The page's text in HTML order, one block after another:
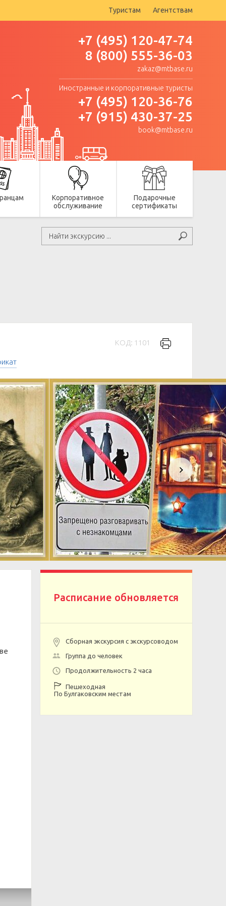
Туристам Агентствам
+7 (495) 120-47-74
8 (800) 555-36-03
zakaz@mtbase.ru
Иностранные и корпоративные туристы
+7 (495) 120-36-76
+7 (915) 430-37-25
book@mtbase.ru
Корпоративное
обслуживание
Подарочные
сертификаты
КОД: 1101
Расписание обновляется
Сборная экскурсия с экскурсоводом
Группа до человек
Продолжительность 2 часа
Пешеходная
По Булгаковским местам